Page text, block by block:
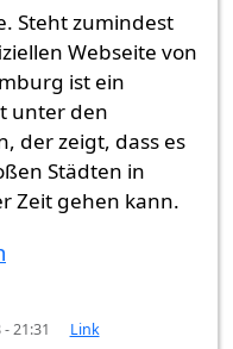
Steht zumindest
Webseite von
ist ein
unter den
der zeigt, dass es
Städten in
Zeit gehen kann.
21:31 Link